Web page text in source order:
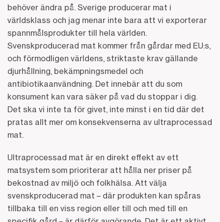
behöver ändra på. Sverige producerar mat i
världsklass och jag menar inte bara att vi exporterar
spannmålsprodukter till hela världen.
Svenskproducerad mat kommer från gårdar med EU:s,
och förmodligen världens, striktaste krav gällande
djurhållning, bekämpningsmedel och
antibiotikaanvändning. Det innebär att du som
konsument kan vara säker på vad du stoppar i dig.
Det ska vi inte ta för givet, inte minst i en tid där det
pratas allt mer om konsekvenserna av ultraprocessad
mat.
Ultraprocessad mat är en direkt effekt av ett
matsystem som prioriterar att hålla ner priser på
bekostnad av miljö och folkhälsa. Att välja
svenskproducerad mat – där produkten kan spåras
tillbaka till en viss region eller till och med till en